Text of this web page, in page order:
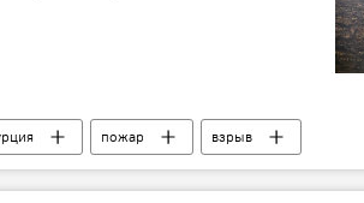
пожар взрыв